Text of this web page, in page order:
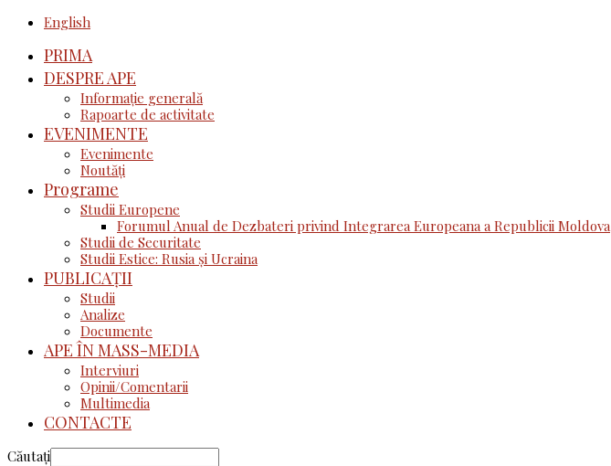
English
PRIMA
DESPRE APE
Informație generală
Rapoarte de activitate
EVENIMENTE
Evenimente
Noutăţi
Programe
Studii Europene
Forumul Anual de Dezbateri privind Integrarea Europeana a Republicii Moldova
Studii de Securitate
Studii Estice: Rusia și Ucraina
PUBLICAȚII
Studii
Analize
Documente
APE ÎN MASS-MEDIA
Interviuri
Opinii/Comentarii
Multimedia
CONTACTE
Căutați